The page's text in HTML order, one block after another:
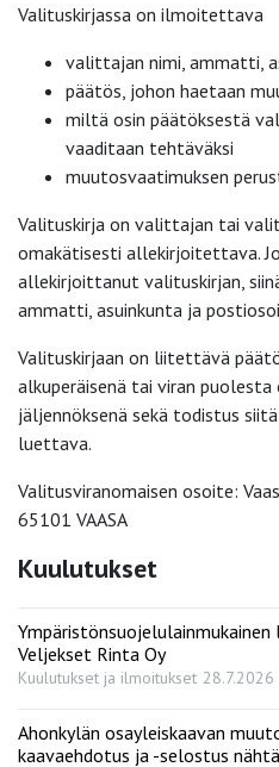
Valituskirjassa on ilmoitettava
valittajan nimi, ammatti,
päätös, johon haetaan
miltä osin päätöksestä
vaaditaan tehtäväksi
muutosvaatimuksen
Valituskirja on valittajan tai
omakätisesti allekirjoitettava.
allekirjoittanut valituskirjan,
ammatti, asuinkunta ja
Valituskirjaan on liitettävä
alkuperäisenä tai viran
jäljennöksenä sekä todistus
luettava.
Valitusviranomaisen osoite:
65101 VAASA
Kuulutukset
Ympäristönsuojelulainmukainen
Veljekset Rinta Oy
Kuulutukset ja ilmoitukset 28.7.2026
Ahonkylän osayleiskaavan
kaavaehdotus ja -selostus